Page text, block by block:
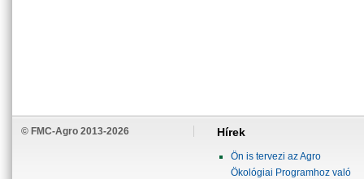
© FMC-Agro 2013-2026 Hírek
Ön is tervezi az Agro
Ökológiai Programhoz való